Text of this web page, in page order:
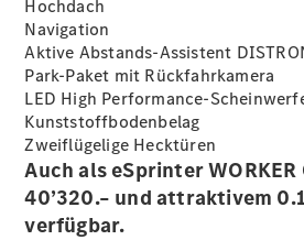
Hochdach
Navigation
Aktive Abstands-Assistent
Park-Paket mit Rückfahrkamera
LED High Performance-
Kunststoffbodenbelag
Zweiflügelige Hecktüren
Auch als eSprinter WORKER
40’320.– und attraktivem
verfügbar.